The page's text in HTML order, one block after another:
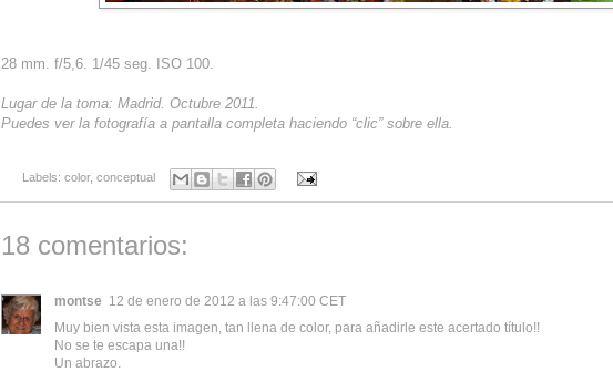
28 mm. f/5,6. 1/45 seg. ISO 100.
Lugar de la toma: Madrid. Octubre 2011.
Puedes ver la fotografía a pantalla completa haciendo “clic” sobre ella.
Labels: color, conceptual
18 comentarios:
montse 12 de enero de 2012 a las 9:47:00 CET
Muy bien vista esta imagen, tan llena de color, para añadirle este acertado título!!
No se te escapa una!!
Un abrazo.